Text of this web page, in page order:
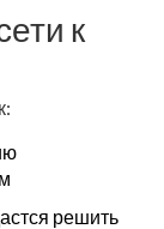
к
решить